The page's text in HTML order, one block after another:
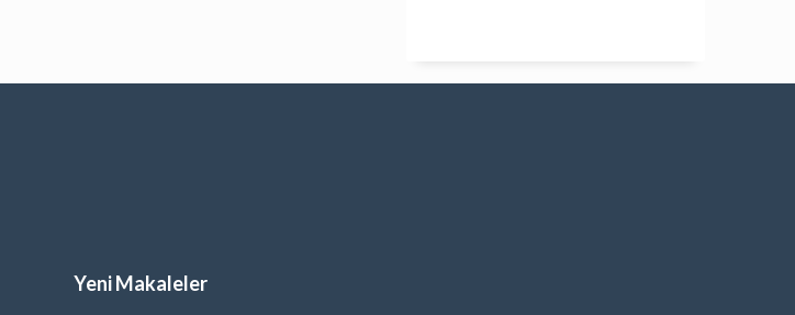
Yeni Makaleler